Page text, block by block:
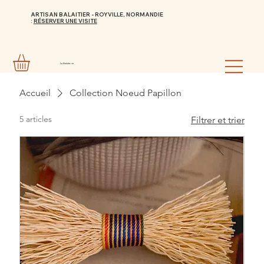
ARTISAN BALAITIER - ROYVILLE, NORMANDIE
: RÉSERVER UNE VISITE
La Balaiterie
Accueil Collection Noeud Papillon
5 articles Filtrer et trier